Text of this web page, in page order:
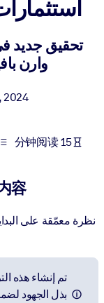
以获得更强的学习效
تحقيق جديد
وارن
2024
15 分钟阅读
？
نظرة معمّقة على
تم إنشاء هذه
بذل الجهود